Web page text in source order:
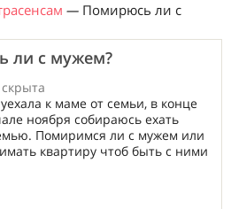
— Помирюсь ли с
ли с мужем?
к маме от семьи, в конце
ноября собираюсь ехать
Помиримся ли с мужем или
квартиру чтоб быть с ними